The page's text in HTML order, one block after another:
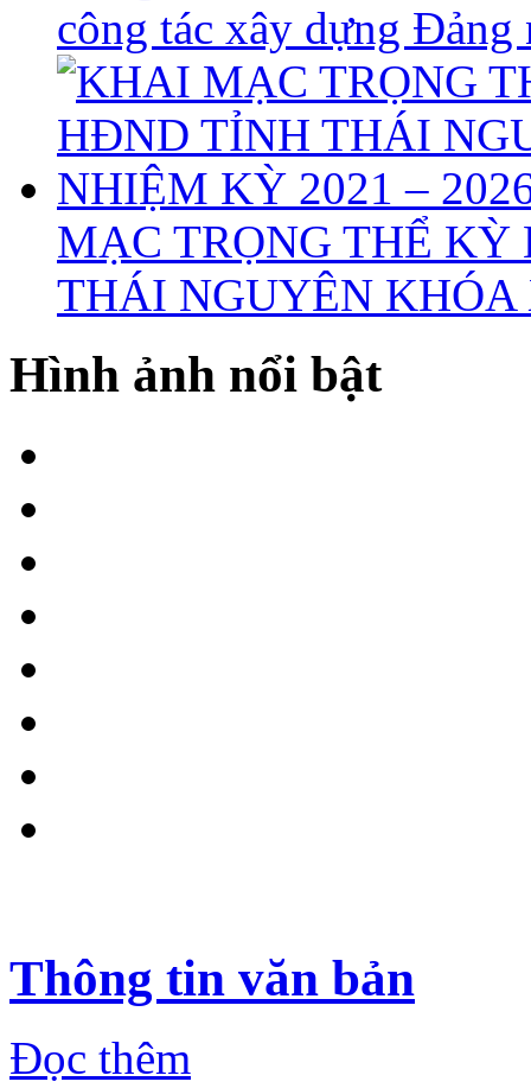
công tác xây dựng Đảng
MẠC TRỌNG THỂ
THÁI NGUYÊN KHÓA
Hình ảnh nổi bật
Thông tin văn bản
Đọc thêm